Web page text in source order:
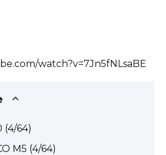
watch?v=7Jn5fNLsaBE
(4/64)
M5 (4/64)